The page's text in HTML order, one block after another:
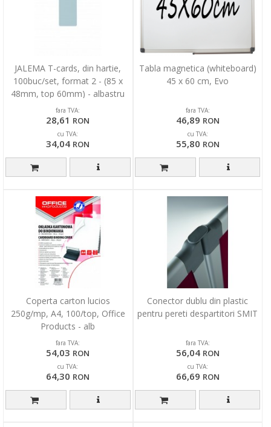
JALEMA T-cards, din hartie,
100buc/set, format 2 - (85 x
48mm, top 60mm) - albastru
fara TVA:
28,61 RON
cu TVA:
34,04 RON
Tabla magnetica (whiteboard)
45 x 60 cm, Evo
fara TVA:
46,89 RON
cu TVA:
55,80 RON
Coperta carton lucios
250g/mp, A4, 100/top, Office
Products - alb
fara TVA:
54,03 RON
cu TVA:
64,30 RON
Conector dublu din plastic
pentru pereti despartitori SMIT
fara TVA:
56,04 RON
cu TVA:
66,69 RON